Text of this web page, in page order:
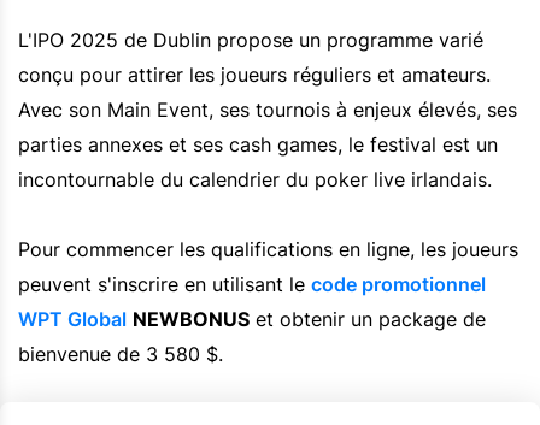
L'IPO 2025 de Dublin propose un programme varié
conçu pour attirer les joueurs réguliers et amateurs.
Avec son Main Event, ses tournois à enjeux élevés, ses
parties annexes et ses cash games, le festival est un
incontournable du calendrier du poker live irlandais.
Pour commencer les qualifications en ligne, les joueurs
peuvent s'inscrire en utilisant le code promotionnel
WPT Global NEWBONUS et obtenir un package de
bienvenue de 3 580 $.